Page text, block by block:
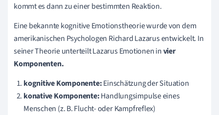
kommt es dann zu einer bestimmten Reaktion.
Eine bekannte kognitive Emotionstheorie wurde von dem
amerikanischen Psychologen Richard Lazarus entwickelt. In
seiner Theorie unterteilt Lazarus Emotionen invier
Komponenten.
kognitive Komponente:Einschätzung der Situation
konative Komponente:Handlungsimpulse eines
Menschen (z. B. Flucht- oder Kampfreflex)